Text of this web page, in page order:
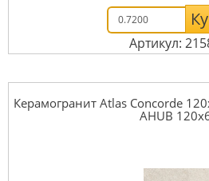
Артикул:
Керамогранит Atlas Concorde
AHUB